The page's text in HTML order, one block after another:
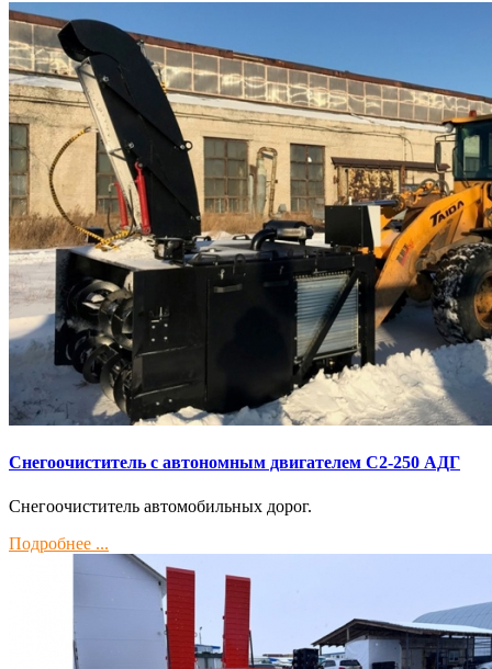
Снегоочиститель с автономным двигателем С2-250 АДГ
Снегоочиститель автомобильных дорог.
Подробнее ...